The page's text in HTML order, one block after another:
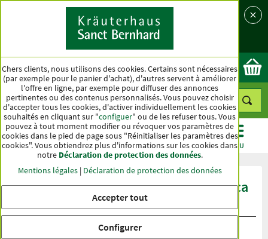
Pays
Ok
CATÉGORIES OFFRES BEST-SELLER MENU
Évaluation du produit Poudre de maca
biologique
Chers clients, nous utilisons des cookies. Certains sont nécessaires
(par exemple pour le panier d'achat), d'autres servent à améliorer
l'offre en ligne, par exemple pour diffuser des annonces
pertinentes ou des contenus personnalisés. Vous pouvez choisir
d'accepter tous les cookies, d'activer individuellement les cookies
souhaités en cliquant sur "configuer" ou de les refuser tous. Vous
pouvez à tout moment modifier ou révoquer vos paramètres de
cookies dans le pied de page sous "Réinitialiser les paramètres des
cookies". Vous obtiendrez plus d'informations sur les cookies dans
notre Déclaration de protection des données.
Mentions légales| Déclaration de protection des données
Accepter tout
Configurer